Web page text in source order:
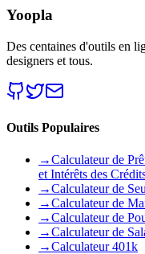
Yoopla
Des centaines d'outils en
designers et tous.
Outils Populaires
→Calculateur de
et Intérêts des
→Calculateur de
→Calculateur de
→Calculateur de
→Calculateur de
→Calculateur 401k